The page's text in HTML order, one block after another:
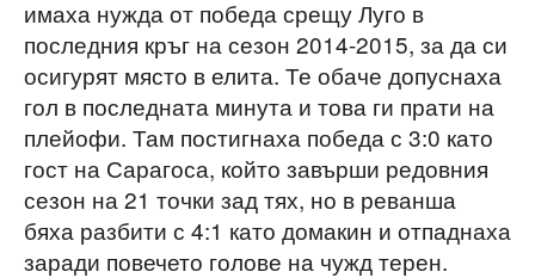
имаха нужда от победа срещу Луго в
последния кръг на сезон 2014-2015, за да си
осигурят място в елита. Те обаче допуснаха
гол в последната минута и това ги прати на
плейофи. Там постигнаха победа с 3:0 като
гост на Сарагоса, който завърши редовния
сезон на 21 точки зад тях, но в реванша
бяха разбити с 4:1 като домакин и отпаднаха
заради повечето голове на чужд терен.